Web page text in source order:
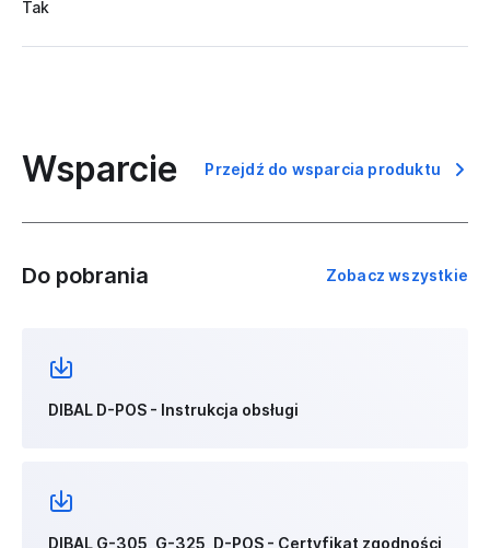
Tak
Wsparcie Przejdź do wsparcia produktu
Do pobrania Zobacz wszystkie
DIBAL D-POS - Instrukcja obsługi
DIBAL G-305, G-325, D-POS - Certyfikat zgodności